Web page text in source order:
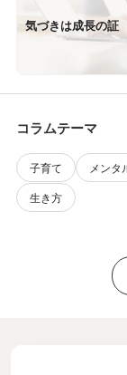
気づきは成長の証
コラムテーマ
子育て メンタ
生き方